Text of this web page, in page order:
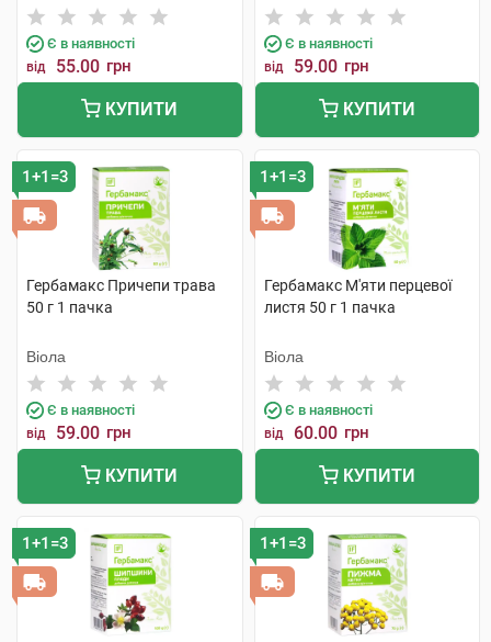
Є в наявності
від 55.00 грн
КУПИТИ
Є в наявності
від 59.00 грн
КУПИТИ
1+1=3
Гербамакс Причепи трава
50 г 1 пачка
Віола
Є в наявності
від 59.00 грн
КУПИТИ
1+1=3
Гербамакс М'яти перцевої
листя 50 г 1 пачка
Віола
Є в наявності
від 60.00 грн
КУПИТИ
1+1=3 1+1=3